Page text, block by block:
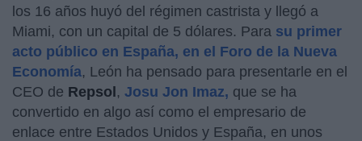
los 16 años huyó del régimen castrista y llegó a
Miami, con un capital de 5 dólares. Para su primer
acto público en España, en el Foro de la Nueva
Economía, León ha pensado para presentarle en el
CEO de Repsol, Josu Jon Imaz, que se ha
convertido en algo así como el empresario de
enlace entre Estados Unidos y España, en unos